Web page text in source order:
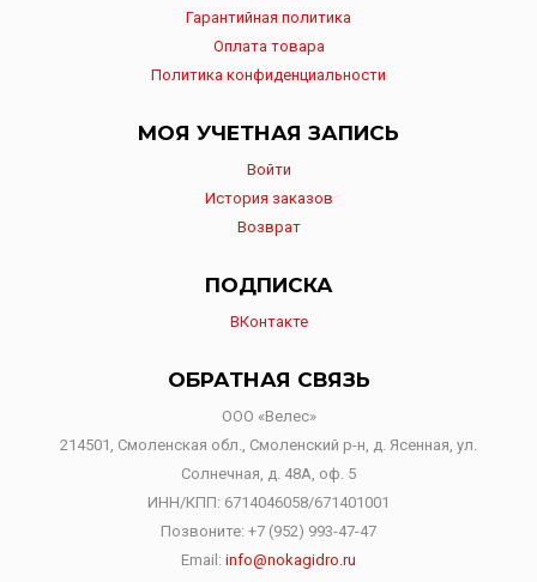
Гарантийная политика
Оплата товара
Политика конфиденциальности
МОЯ УЧЕТНАЯ ЗАПИСЬ
Войти
История заказов
Возврат
ПОДПИСКА
ВКонтакте
ОБРАТНАЯ СВЯЗЬ
ООО «Велес»
214501, Смоленская обл., Смоленский р-н, д. Ясенная, ул.
Солнечная, д. 48А, оф. 5
ИНН/КПП: 6714046058/671401001
Позвоните: +7 (952) 993-47-47
Email: info@nokagidro.ru